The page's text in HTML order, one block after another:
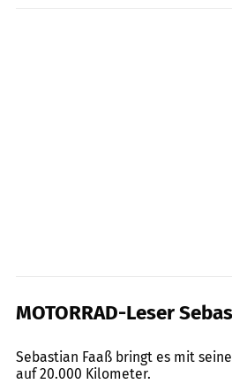
MOTORRAD-Leser
Sebastian Faaß bringt es mit
auf 20.000 Kilometer.